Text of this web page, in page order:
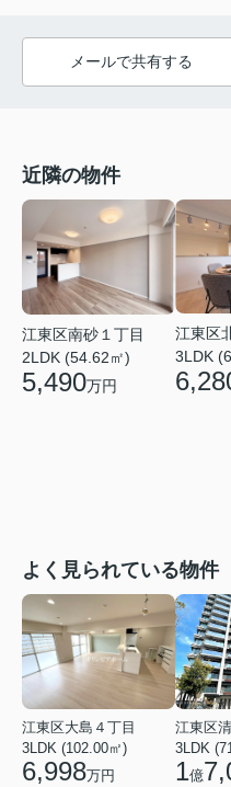
メールで共有する
近隣の物件
江東区南砂１丁目
2LDK (54.62㎡)
5,490万円
江東区
3LDK
よく見られている物件
江東区大島４丁目
3LDK (102.00㎡)
6,998万円
江東区
3LDK
1億